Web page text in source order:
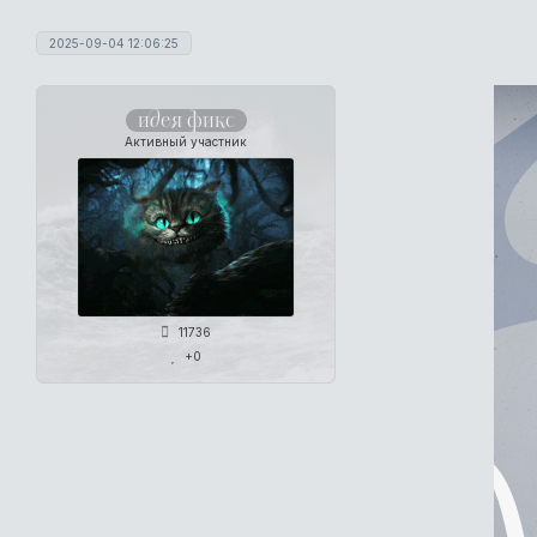
2025-09-04 12:06:25
идея фикс
Активный участник
11736
+0